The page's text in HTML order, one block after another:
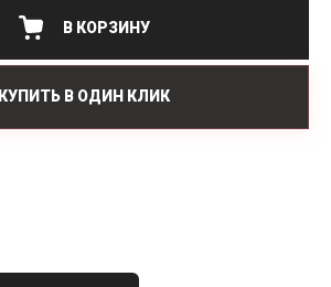
В КОРЗИНУ
КУПИТЬ В ОДИН КЛИК